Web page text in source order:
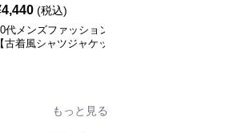
4,440 (税込)
代メンズファッション
【古着風シャツジャケッ
もっと見る